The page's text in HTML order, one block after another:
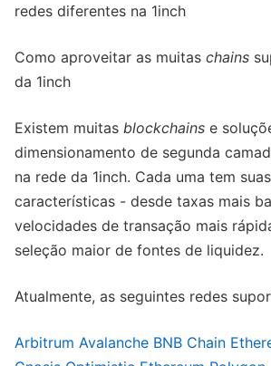
redes diferentes na 1inch
Como aproveitar as muitas chains
da 1inch
Existem muitas blockchains e
dimensionamento de segunda
na rede da 1inch. Cada uma tem
características - desde taxas mais
velocidades de transação mais
seleção maior de fontes de liquidez.
Atualmente, as seguintes redes
Arbitrum Avalanche BNB Chain